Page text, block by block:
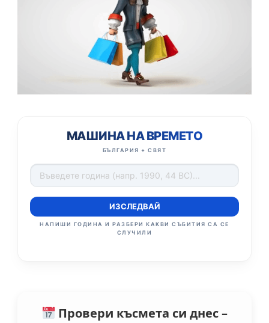
МАШИНА НА ВРЕМЕТО
БЪЛГАРИЯ + СВЯТ
ИЗСЛЕДВАЙ
НАПИШИ ГОДИНА И РАЗБЕРИ КАКВИ СЪБИТИЯ СА СЕ
СЛУЧИЛИ
Провери късмета си днес –